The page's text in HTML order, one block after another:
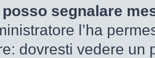
posso segnalare
l’ha
dovresti vedere un